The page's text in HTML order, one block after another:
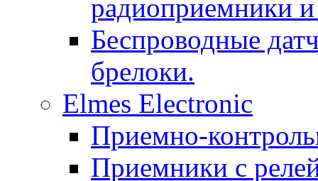
радиоприемники
Беспроводные
брелоки.
Elmes Electronic
Приемно-
Приемники с